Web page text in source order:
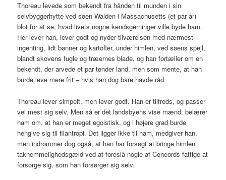
Thoreau levede som bekendt fra hånden til munden i sin
selvbyggerhytte ved søen Walden i Massachusetts (et par år)
blot for at se, hvad livets nøgne kendsgerninger ville byde ham.
Her lever han, lever godt og nyder tilværelsen med nærmest
ingenting, lidt bønner og kartofler, under himlen, ved søens spejl,
blandt skovens fugle og træernes blade, og han fortæller om en
bekendt, der arvede et par tønder land, men som mente, at han
burde leve mere frit – hvis han dog bare havde råd.
Thoreau lever simpelt, men lever godt. Han er tilfreds, og passer
vel mest sig selv. Men så er det landsbyens vise mænd, belærer
ham om, at han er meget egoistisk, og i højere grad burde
hengive sig til filantropi. Det ligger ikke til ham, medgiver han,
men indrømmer dog også, at han har forsøgt at bringe himlen i
taknemmelighedsgæld ved at foreslå nogle af Concords fattige at
forsørge sig, som han forsørger sig selv.